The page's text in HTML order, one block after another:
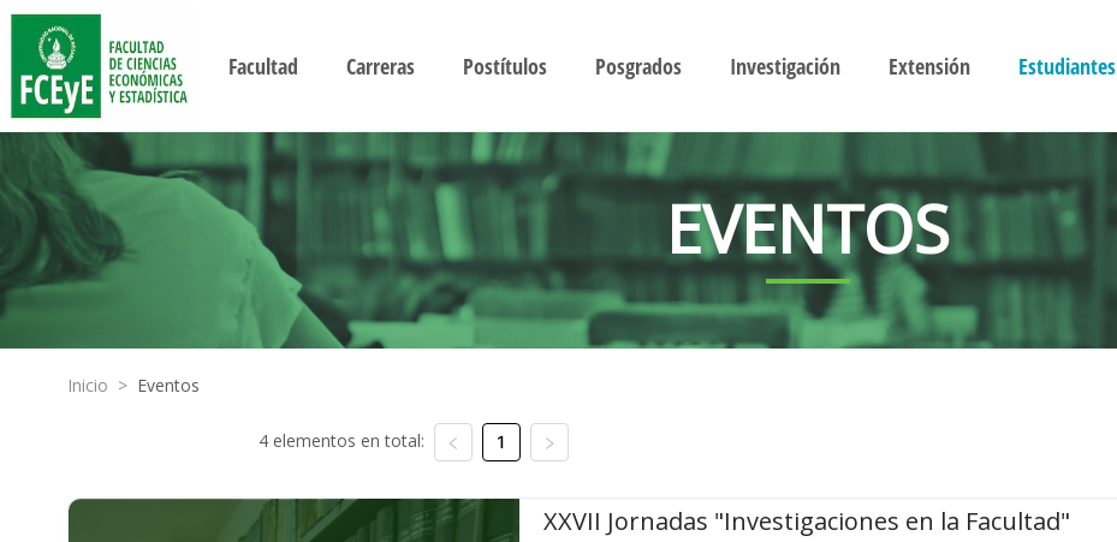
Facultad Carreras Postítulos Posgrados Investigación Extensión Estudiantes
EVENTOS
Inicio > Eventos
4 elementos en total: 1
XXVII Jornadas "Investigaciones en la Facultad"